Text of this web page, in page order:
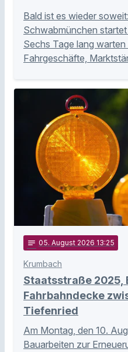
Bald ist es wieder
Schwabmünchen
Sechs Tage lang
Fahrgeschäfte,
notes 05. August 2026 13:25
Krumbach
Staatsstraße 2025,
Fahrbahndecke
Tiefenried
Am Montag, den 10.
Bauarbeiten zur